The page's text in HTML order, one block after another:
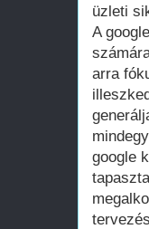
üzleti
A
arra
google